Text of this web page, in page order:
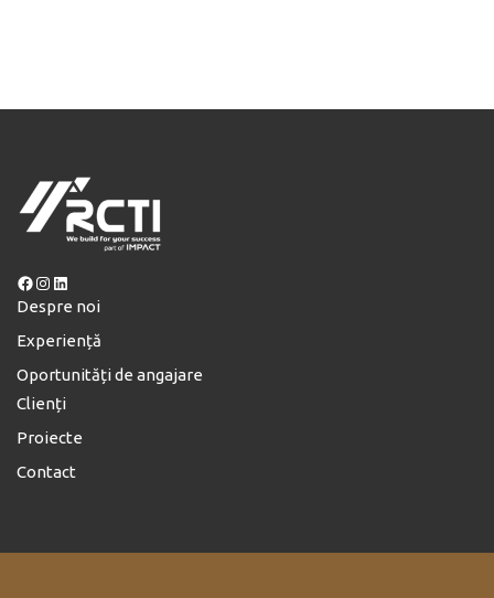
Facebook Instagram LinkedIn
Despre noi
Experiență
Oportunități de angajare
Clienți
Proiecte
Contact